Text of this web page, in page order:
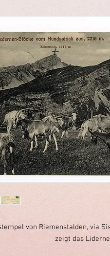
von Riemenstalden, via
zeigt das